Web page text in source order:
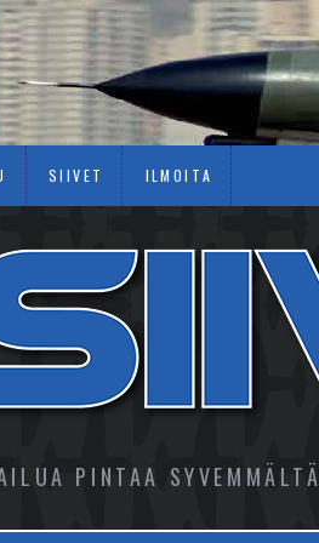
SIIVET ILMOITA
PINTAA